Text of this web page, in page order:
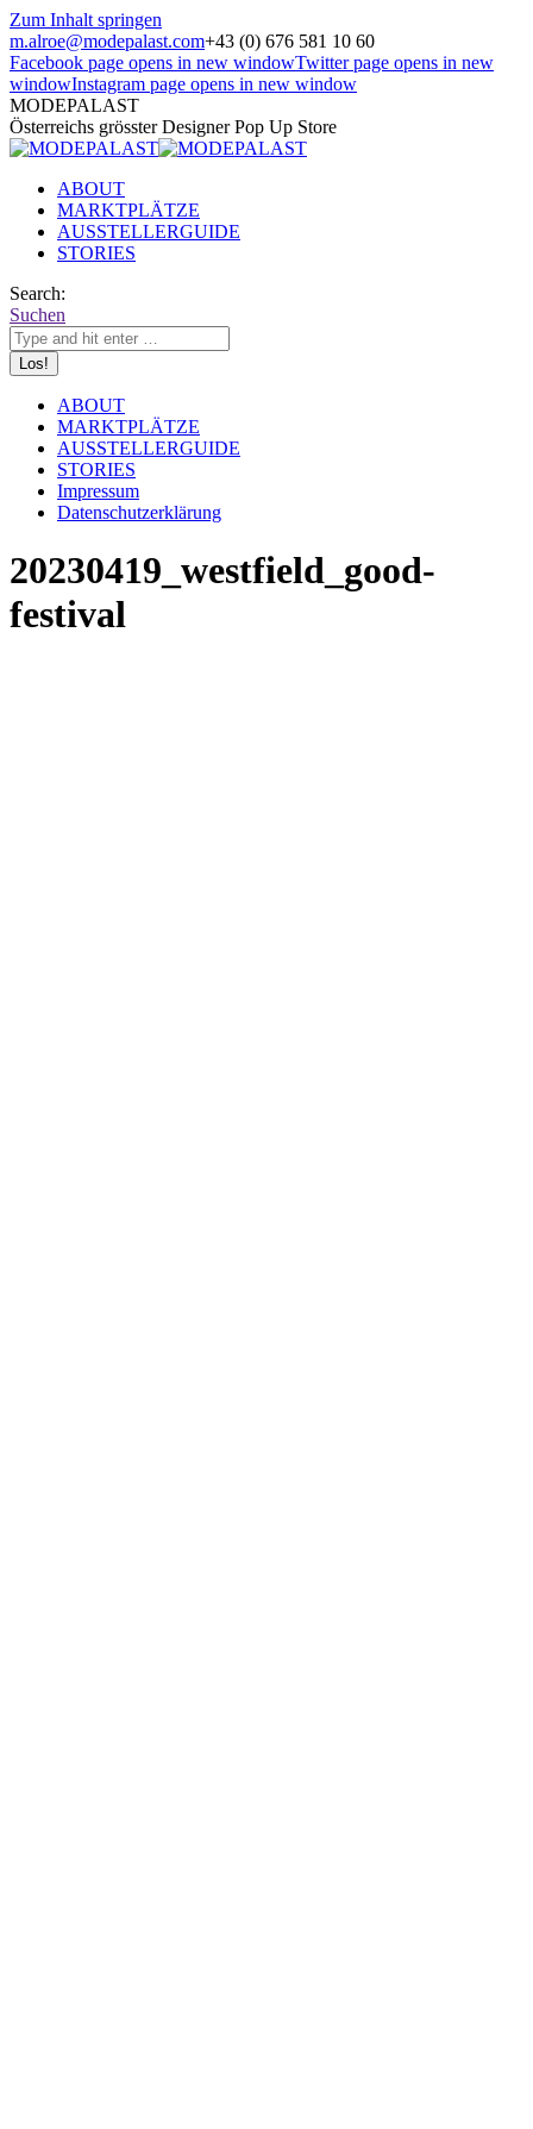
Zum Inhalt springen
m.alroe@modepalast.com+43 (0) 676 581 10 60
Facebook page opens in new windowTwitter page opens in new
windowInstagram page opens in new window
MODEPALAST
Österreichs grösster Designer Pop Up Store
ABOUT
MARKTPLÄTZE
AUSSTELLERGUIDE
STORIES
Search:
Suchen
ABOUT
MARKTPLÄTZE
AUSSTELLERGUIDE
STORIES
Impressum
Datenschutzerklärung
20230419_westfield_good-
festival